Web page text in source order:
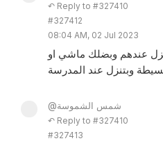
↶ Reply to #327410
#327412
08:04 AM, 02 Jul 2023
عندهم وبضلك ماشي او
وبتنزل عند المدرسة
@شمس الشموسة
↶ Reply to #327410
#327413